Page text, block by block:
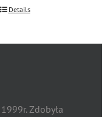
Details
Zdobyła